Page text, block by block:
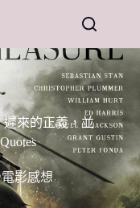
遲來的正義，並
影感想